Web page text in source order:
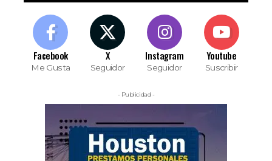
Facebook
Me Gusta
X
Seguidor
Instagram
Seguidor
Youtube
Suscribir
- Publicidad -